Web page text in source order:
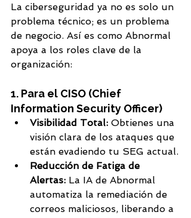
La ciberseguridad ya no es solo un
problema técnico; es un problema
de negocio. Así es como Abnormal
apoya a los roles clave de la
organización:
1. Para el CISO (Chief
Information Security Officer)
Visibilidad Total: Obtienes una
visión clara de los ataques que
están evadiendo tu SEG actual.
Reducción de Fatiga de
Alertas: La IA de Abnormal
automatiza la remediación de
correos maliciosos, liberando a